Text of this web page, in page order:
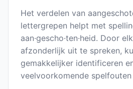
Het verdelen van
lettergrepen helpt met
aan·gescho·ten·heid. Door
afzonderlijk uit te spreken,
gemakkelijker identificeren
veelvoorkomende